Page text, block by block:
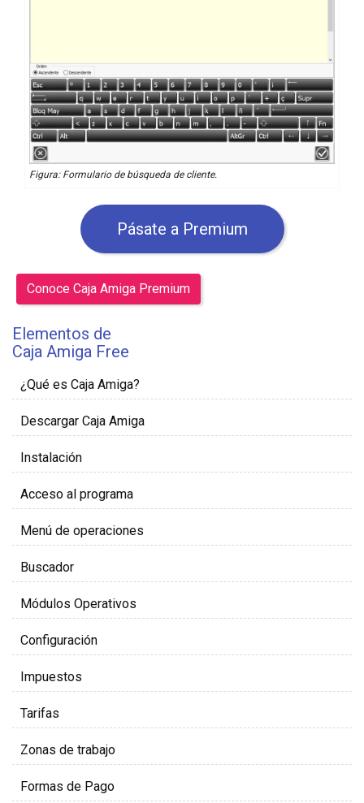
Figura: Formulario de búsqueda de cliente.
Pásate a Premium
Conoce Caja Amiga Premium
Elementos de
Caja Amiga Free
¿Qué es Caja Amiga?
Descargar Caja Amiga
Instalación
Acceso al programa
Menú de operaciones
Buscador
Módulos Operativos
Configuración
Impuestos
Tarifas
Zonas de trabajo
Formas de Pago